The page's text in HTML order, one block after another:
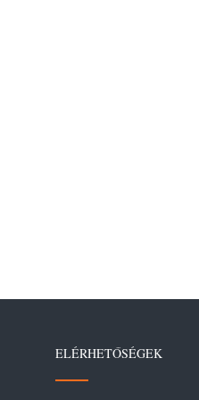
ELÉRHETŐSÉGEK